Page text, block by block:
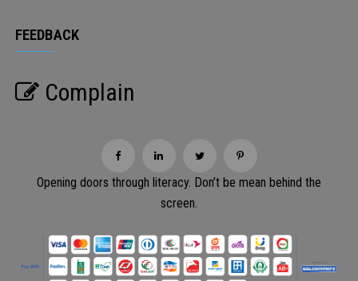
FEEDBACK
Complain
Opening doors through literacy. Don’t be mean behind the
screen.